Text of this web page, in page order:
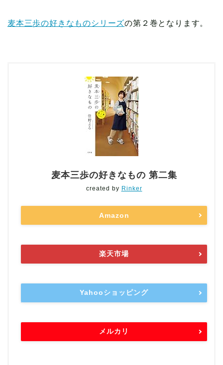
麦本三歩の好きなものシリーズの第２巻となります。
麦本三歩の好きなもの 第二集
created by Rinker
Amazon
楽天市場
Yahooショッピング
メルカリ